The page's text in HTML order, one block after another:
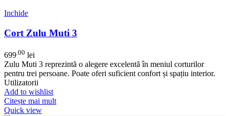
Inchide
Cort Zulu Muti 3
699 .00 lei
Zulu Muti 3 reprezintă o alegere excelentă în meniul corturilor
pentru trei persoane. Poate oferi suficient confort și spațiu interior.
Utilizatorii
Add to wishlist
Citește mai mult
Quick view